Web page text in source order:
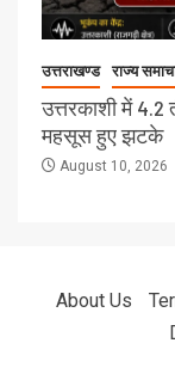
उत्तराखण्ड राज्य
उत्तरकाशी में 4.2
महसूस हुए झटके
August 10, 2026
About Us